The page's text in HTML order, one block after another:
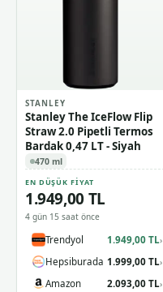
STANLEY
Stanley The IceFlow Flip
Straw 2.0 Pipetli Termos
Bardak 0,47 LT - Siyah
470 ml
EN DÜŞÜK FIYAT
1.949,00 TL
4 gün 15 saat önce
Trendyol 1.949,00 TL›
Hepsiburada 1.999,00 TL›
Amazon 2.093,00 TL›